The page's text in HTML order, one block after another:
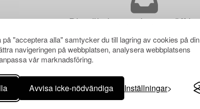
"acceptera alla" samtycker du till lagring av cookies på din
navigeringen på webbplatsen, analysera webbplatsens
vår marknadsföring.
Avvisa icke-nödvändiga Inställningar